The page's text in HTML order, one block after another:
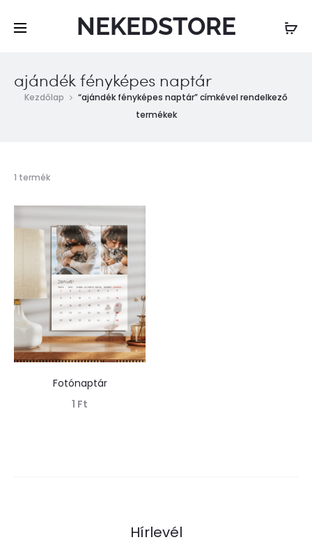
NEKEDSTORE
ajándék fényképes naptár
Kezdőlap
“ajándék fényképes naptár” címkével rendelkező
termékek
1 termékÖsszesen
találat
Fotónaptár
1 Ft
Hírlevél